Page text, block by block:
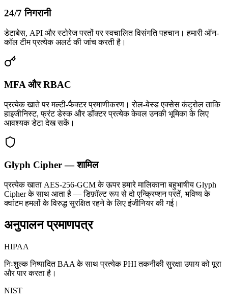
24/7 निगरानी
डेटाबेस, API और स्टोरेज परतों पर स्वचालित विसंगति पहचान। हमारी ऑन-
कॉल टीम प्रत्येक अलर्ट की जांच करती है।
MFA और RBAC
प्रत्येक खाते पर मल्टी-फैक्टर प्रमाणीकरण। रोल-बेस्ड एक्सेस कंट्रोल ताकि
हाइजीनिस्ट, फ्रंट डेस्क और डॉक्टर प्रत्येक केवल उनकी भूमिका के लिए
आवश्यक डेटा देख सकें।
Glyph Cipher — शामिल
प्रत्येक खाता AES-256-GCM के ऊपर हमारे मालिकाना बहुभाषीय Glyph
Cipher के साथ आता है — डिफ़ॉल्ट रूप से दो एन्क्रिप्शन परतें, भविष्य के
क्वांटम हमलों के विरुद्ध सुरक्षित रहने के लिए इंजीनियर की गई।
अनुपालन प्रमाणपत्र
HIPAA
निःशुल्क निष्पादित BAA के साथ प्रत्येक PHI तकनीकी सुरक्षा उपाय को पूरा
और पार करता है।
NIST